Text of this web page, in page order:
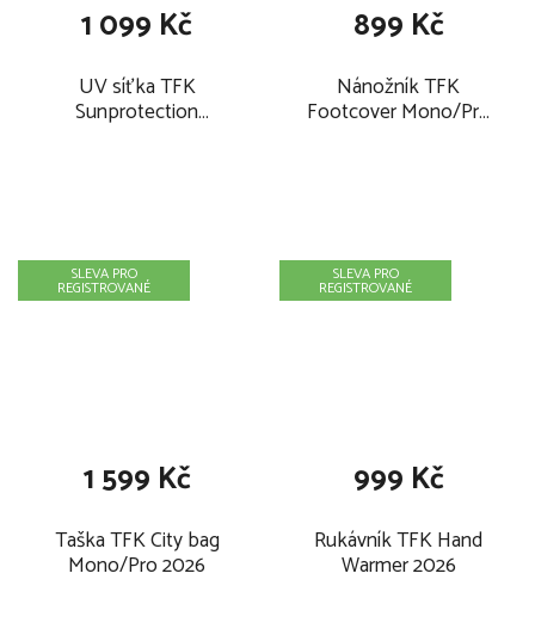
UV síťka TFK
Sunprotection
1 099 Kč
Nánožník TFK
Footcover Mono/Pro
899 Kč
SLEVA PRO
REGISTROVANÉ
Taška TFK City bag
Mono/Pro 2026
1 599 Kč
SLEVA PRO
REGISTROVANÉ
Rukávník TFK Hand
Warmer 2026
999 Kč